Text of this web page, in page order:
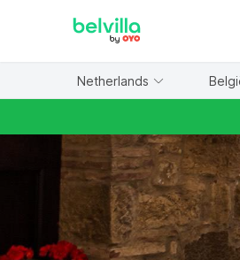
Netherlands